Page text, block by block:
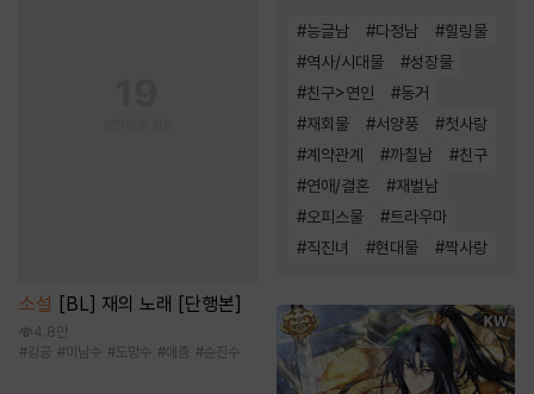
소설 [BL] 재의 노래 [단행본]
4.8만
#강공 #미남수 #도망수 #애증 #순진수
#능글남 #다정남 #힐링물
#역사/시대물 #성장물
#친구>연인 #동거
#재회물 #서양풍 #첫사랑
#계약관계 #까칠남 #친구
#연애/결혼 #재벌남
#오피스물 #트라우마
#직진녀 #현대물 #짝사랑